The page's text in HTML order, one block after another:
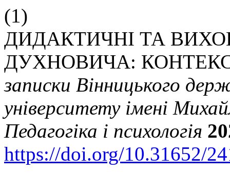
(1)
ДИДАКТИЧНІ ТА
ДУХНОВИЧА:
записки Вінницького
університету імені
Педагогіка і психологія
https://doi.org/10.31652/